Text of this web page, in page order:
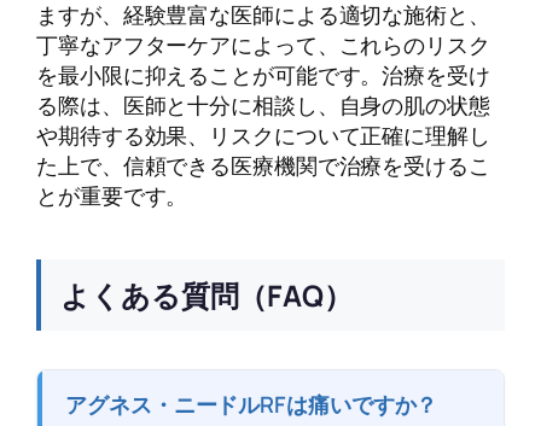
ますが、経験豊富な医師による適切な施術と、
丁寧なアフターケアによって、これらのリスク
を最小限に抑えることが可能です。治療を受け
る際は、医師と十分に相談し、自身の肌の状態
や期待する効果、リスクについて正確に理解し
た上で、信頼できる医療機関で治療を受けるこ
とが重要です。
よくある質問（FAQ）
アグネス・ニードルRFは痛いですか？